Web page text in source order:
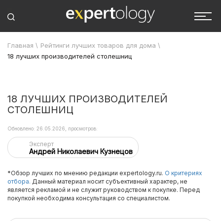
Главная \ Рейтинги лучших товаров для дома \
18 лучших производителей столешниц
18 ЛУЧШИХ ПРОИЗВОДИТЕЛЕЙ
СТОЛЕШНИЦ
Эксперт
Андрей Николаевич Кузнецов
Обновлено: 26.05.2026, просмотров:
*Обзор лучших по мнению редакции expertology.ru. О критериях
отбора. Данный материал носит субъективный характер, не
является рекламой и не служит руководством к покупке. Перед
покупкой необходима консультация со специалистом.